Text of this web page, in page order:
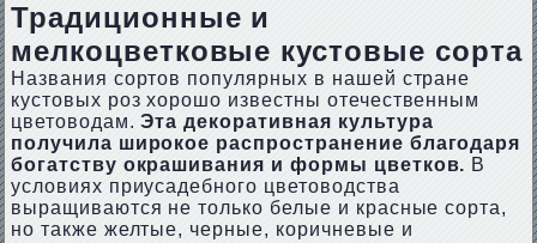
Традиционные и
мелкоцветковые кустовые сорта
Названия сортов популярных в нашей стране
кустовых роз хорошо известны отечественным
цветоводам.Эта декоративная культура
получила широкое распространение благодаря
богатству окрашивания и формы цветков. В
условиях приусадебного цветоводства
выращиваются не только белые и красные сорта,
но также желтые, черные, коричневые и